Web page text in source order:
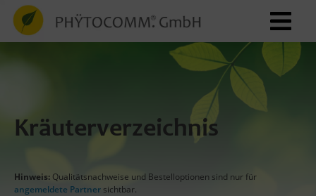
Kräuterverzeichnis
Hinweis: Qualitätsnachweise und Bestelloptionen sind nur für
angemeldete Partner sichtbar.